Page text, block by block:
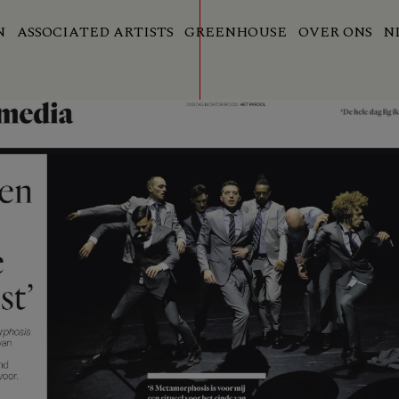
ASSOCIATED ARTISTS GREENHOUSE OVER ONS